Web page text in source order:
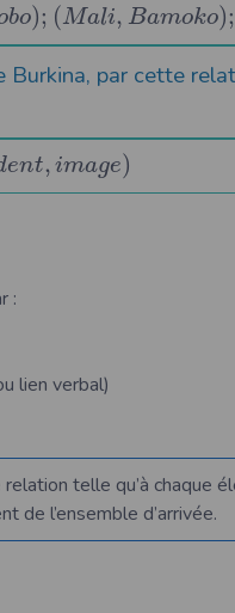
bo); (Mali, Bamoko);
Burkina, par cette
ent, image)
:
lien verbal)
telle qu’à chaque
de l’ensemble d’arrivée.